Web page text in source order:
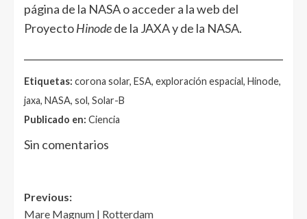
página de la NASA o acceder a la web del
ProyectoHinodede la JAXA y de la NASA.
Etiquetas: corona solar, ESA, exploración espacial, Hinode,
jaxa, NASA, sol, Solar-B
Publicado en: Ciencia
Sin comentarios
Post
Previous:
Mare Magnum | Rotterdam